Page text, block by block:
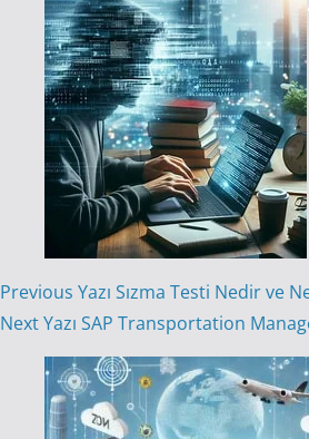
Previous Yazı Sızma Testi Nedir ve
NextYazı SAP Transportation